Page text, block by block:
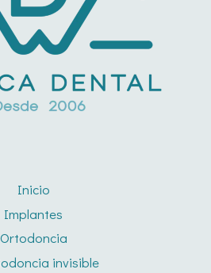
Inicio
Implantes
Ortodoncia
invisible